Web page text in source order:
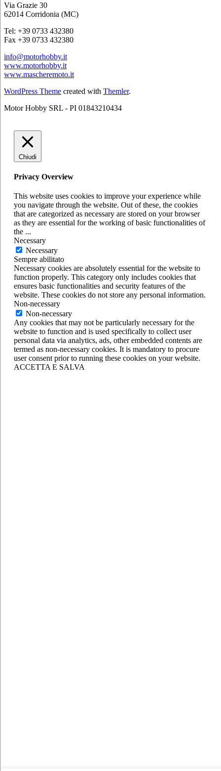
Via Grazie 30
62014 Corridonia (MC)
Tel: +39 0733 432380
Fax +39 0733 432380
info@motorhobby.it
www.motorhobby.it
www.mascheremoto.it
WordPress Theme created with Themler.
Motor Hobby SRL - PI 01843210434
Chiudi
Privacy Overview
This website uses cookies to improve your experience while
you navigate through the website. Out of these, the cookies
that are categorized as necessary are stored on your browser
as they are essential for the working of basic functionalities of
the ...
Necessary
Necessary
Sempre abilitato
Necessary cookies are absolutely essential for the website to
function properly. This category only includes cookies that
ensures basic functionalities and security features of the
website. These cookies do not store any personal information.
Non-necessary
Non-necessary
Any cookies that may not be particularly necessary for the
website to function and is used specifically to collect user
personal data via analytics, ads, other embedded contents are
termed as non-necessary cookies. It is mandatory to procure
user consent prior to running these cookies on your website.
ACCETTA E SALVA